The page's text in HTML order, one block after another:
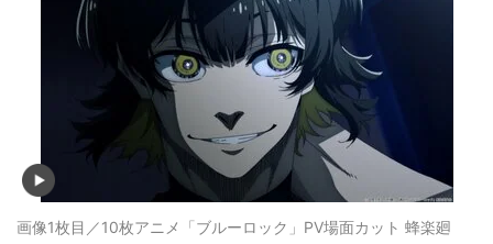
画像1枚目／10枚アニメ「ブルーロック」PV場面カット 蜂楽廻